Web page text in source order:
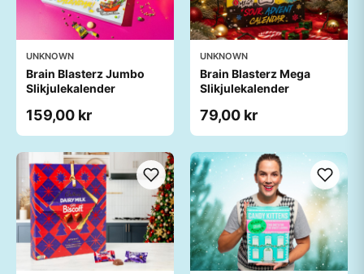
UNKNOWN
Brain Blasterz Jumbo
Slikjulekalender
159,00 kr
UNKNOWN
Brain Blasterz Mega
Slikjulekalender
79,00 kr